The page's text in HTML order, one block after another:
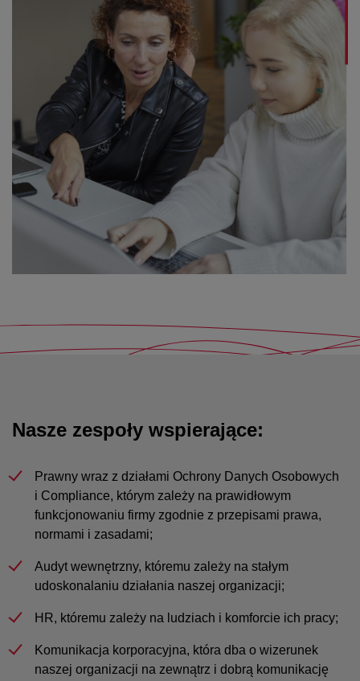
Nasze zespoły wspierające:
Prawny wraz z działami Ochrony Danych Osobowych
i Compliance, którym zależy na prawidłowym
funkcjonowaniu firmy zgodnie z przepisami prawa,
normami i zasadami;
Audyt wewnętrzny, któremu zależy na stałym
udoskonalaniu działania naszej organizacji;
HR, któremu zależy na ludziach i komforcie ich pracy;
Komunikacja korporacyjna, która dba o wizerunek
naszej organizacji na zewnątrz i dobrą komunikację